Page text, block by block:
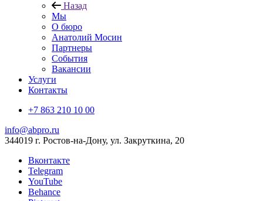
Назад
Мы
О бюро
Анатолий Мосин
Партнеры
События
Вакансии
Услуги
Контакты
+7 863 210 10 00
info@abpro.ru
344019 г. Ростов-на-Дону, ул. Закруткина, 20
Вконтакте
Telegram
YouTube
Behance